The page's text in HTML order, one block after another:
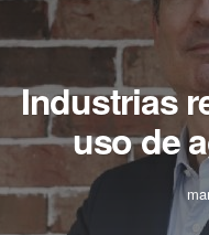
Industrias
uso de